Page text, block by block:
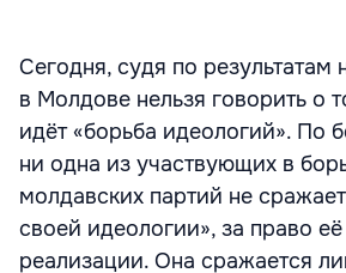
Сегодня, судя по результатам
в Молдове нельзя говорить о
идёт «борьба идеологий». По
ни одна из участвующих в
молдавских партий не
своей идеологии», за право
реализации. Она сражается